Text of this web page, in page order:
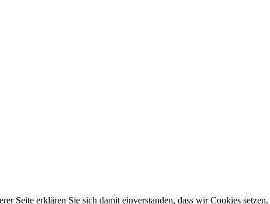
Seite erklären Sie sich damit einverstanden, dass wir Cookies setzen.